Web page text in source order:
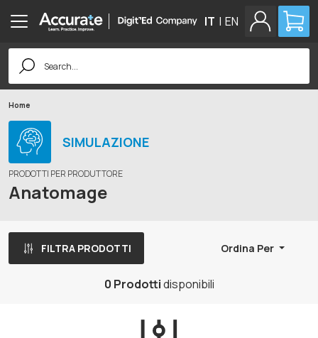
IT | EN
Search
for:
Home
SIMULAZIONE
PRODOTTI PER PRODUTTORE
Anatomage
FILTRA PRODOTTI Ordina Per
0 Prodottidisponibili